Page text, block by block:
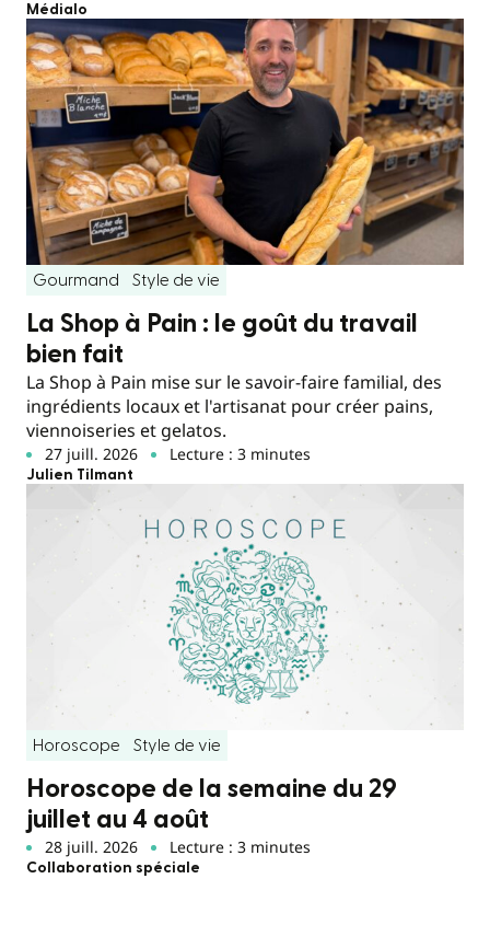
Médialo
Gourmand Style de vie
La Shop à Pain : le goût du travail
bien fait
La Shop à Pain mise sur le savoir-faire familial, des
ingrédients locaux et l'artisanat pour créer pains,
viennoiseries et gelatos.
27 juill. 2026 Lecture : 3 minutes
Julien Tilmant
Horoscope Style de vie
Horoscope de la semaine du 29
juillet au 4 août
28 juill. 2026 Lecture : 3 minutes
Collaboration spéciale